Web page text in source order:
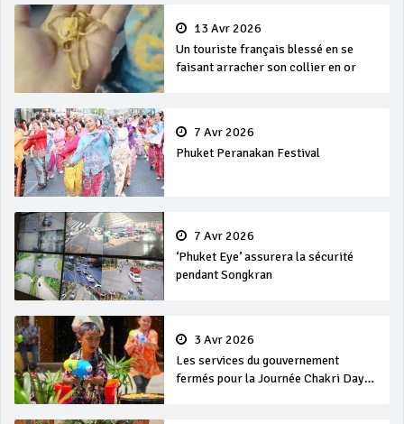
13 Avr 2026
Un touriste français blessé en se
faisant arracher son collier en or
7 Avr 2026
Phuket Peranakan Festival
7 Avr 2026
‘Phuket Eye’ assurera la sécurité
pendant Songkran
3 Avr 2026
Les services du gouvernement
fermés pour la Journée Chakri Day